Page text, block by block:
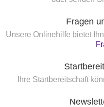
Fragen
Unsere Onlinehilfe bietet
Ihre Startbereitschaft